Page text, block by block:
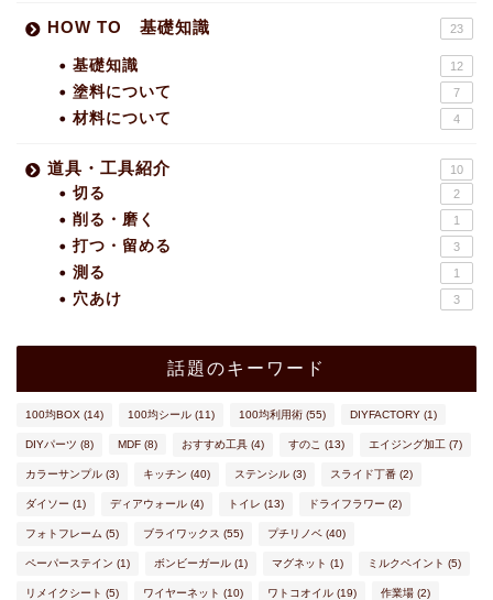
HOW TO 基礎知識 23
基礎知識 12
塗料について 7
材料について 4
道具・工具紹介 10
切る 2
削る・磨く 1
打つ・留める 3
測る 1
穴あけ 3
話題のキーワード
100均BOX (14) 100均シール (11) 100均利用術 (55) DIYFACTORY (1)
DIYパーツ (8) MDF (8) おすすめ工具 (4) すのこ (13) エイジング加工 (7)
カラーサンプル (3) キッチン (40) ステンシル (3) スライド丁番 (2)
ダイソー (1) ディアウォール (4) トイレ (13) ドライフラワー (2)
フォトフレーム (5) ブライワックス (55) プチリノベ (40)
ペーパーステイン (1) ボンビーガール (1) マグネット (1) ミルクペイント (5)
リメイクシート (5) ワイヤーネット (10) ワトコオイル (19) 作業場 (2)